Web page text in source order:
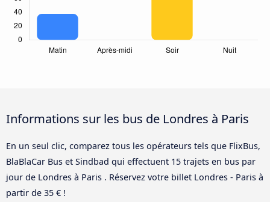
Informations sur les bus de Londres à Paris
En un seul clic, comparez tous les opérateurs tels que FlixBus,
BlaBlaCar Bus et Sindbad qui effectuent 15 trajets en bus par
jour de Londres à Paris . Réservez votre billet Londres - Paris à
partir de 35 € !